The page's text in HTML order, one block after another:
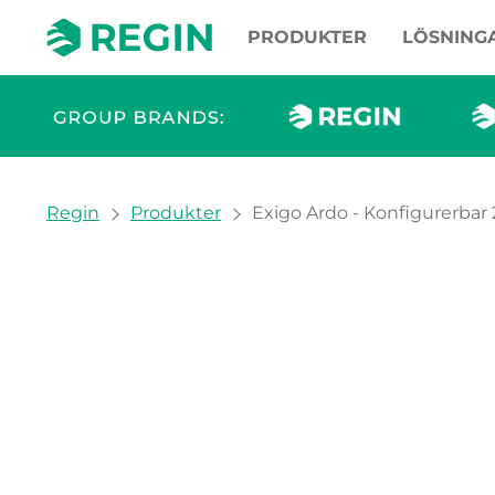
PRODUKTER
You are here:
Regin Produkter Exigo Ardo -